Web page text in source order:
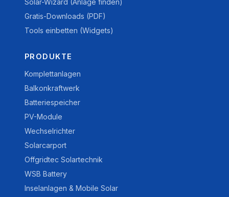
Solar-Wizard (Anlage finden)
Gratis-Downloads (PDF)
Tools einbetten (Widgets)
PRODUKTE
Komplettanlagen
Balkonkraftwerk
Batteriespeicher
PV-Module
Wechselrichter
Solarcarport
Offgridtec Solartechnik
WSB Battery
Inselanlagen & Mobile Solar